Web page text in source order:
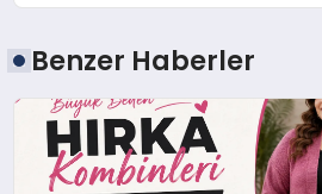
Benzer Haberler